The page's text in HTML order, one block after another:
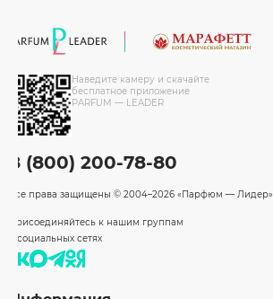
Наведите камеру и скачайте
бесплатное приложение
PARFUM — LEADER
8 (800) 200-78-80
Все права защищены © 2004–2026 «Парфюм — Лидер»
Присоединяйтесь к нашим группам
в социальных сетях